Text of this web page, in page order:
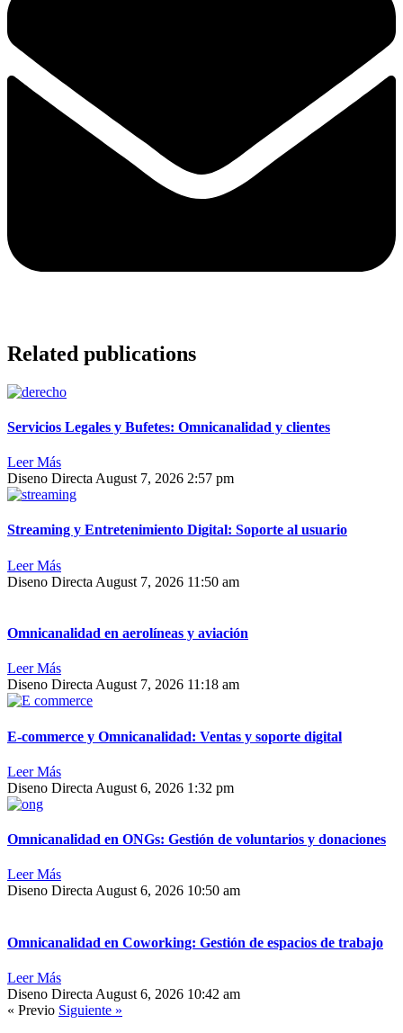
Related publications
Servicios Legales y Bufetes: Omnicanalidad y clientes
Leer Más
Diseno Directa August 7, 2026 2:57 pm
Streaming y Entretenimiento Digital: Soporte al usuario
Leer Más
Diseno Directa August 7, 2026 11:50 am
Omnicanalidad en aerolíneas y aviación
Leer Más
Diseno Directa August 7, 2026 11:18 am
E-commerce y Omnicanalidad: Ventas y soporte digital
Leer Más
Diseno Directa August 6, 2026 1:32 pm
Omnicanalidad en ONGs: Gestión de voluntarios y donaciones
Leer Más
Diseno Directa August 6, 2026 10:50 am
Omnicanalidad en Coworking: Gestión de espacios de trabajo
Leer Más
Diseno Directa August 6, 2026 10:42 am
« Previo Siguiente »